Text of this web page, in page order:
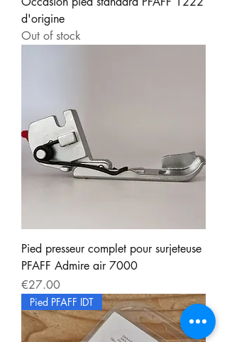
d'origine
Out of stock
Pied presseur complet pour surjeteuse
PFAFF Admire air 7000
Price
€27.00
Pied PFAFF IDT